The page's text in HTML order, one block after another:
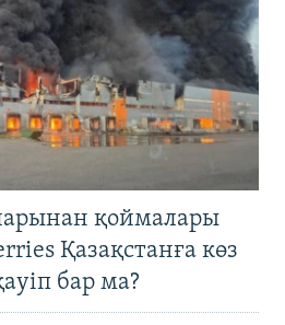
қоймалары
Қазақстанға көз
бар ма?